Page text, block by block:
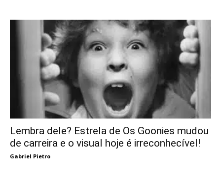
Lembra dele? Estrela de Os Goonies mudou
de carreira e o visual hoje é irreconhecível!
Gabriel Pietro